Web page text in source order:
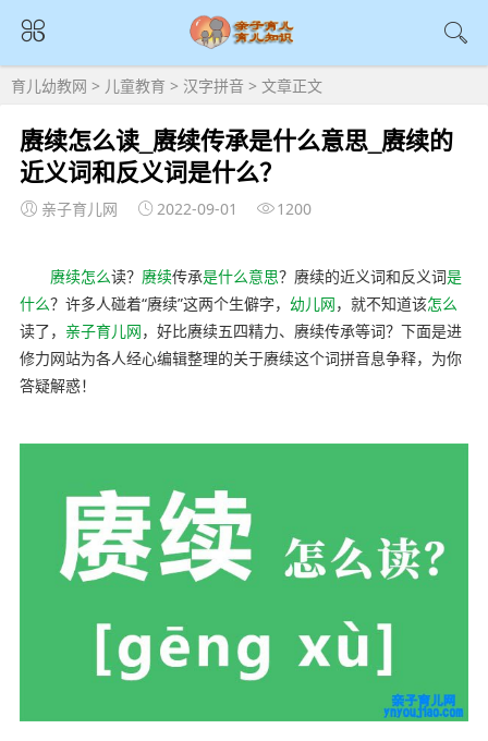
育儿幼教网 > 儿童教育 > 汉字拼音 > 文章正文
赓续怎么读_赓续传承是什么意思_赓续的
近义词和反义词是什么？
亲子育儿网 2022-09-01 1200
赓续怎么读？ 赓续传承是什么意思？赓续的近义词和反义词是
什么？许多人碰着“赓续”这两个生僻字， 幼儿网，就不知道该怎么
读了， 亲子育儿网，好比赓续五四精力、赓续传承等词？下面是进
修力网站为各人经心编辑整理的关于赓续这个词拼音息争释，为你
答疑解惑！